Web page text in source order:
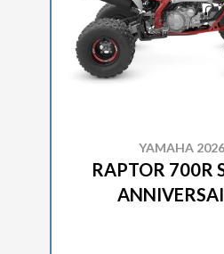
YAMAHA 2026
RAPTOR 700R